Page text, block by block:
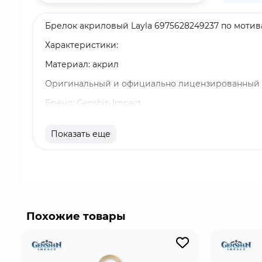
Брелок акриловый Layla 6975628249237 по
Характеристики:
Материал: акрил
Оригинальный и официально лицензированный
Бренд: Genshin Impact
щит активен, его Метеоры наносят
Показать еще
Похожие товары